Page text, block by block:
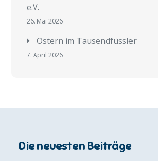
e.V.
26. Mai 2026
Ostern im Tausendfüssler
7. April 2026
Die neuesten Beiträge